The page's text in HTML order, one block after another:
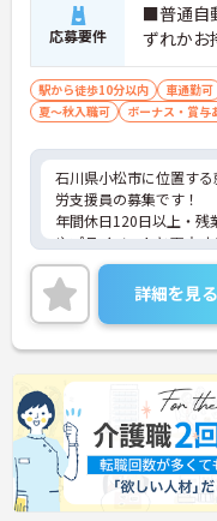
応募要件
■普通自
ずれかお
駅から徒歩10分以内 車通勤可
夏～秋入職可
ボーナス・賞与
石川県小松市に位置す
労支援員の募集です！
年間休日120日以上・残
やプライベートと両立
最寄り駅から徒歩5分
ご興味のある方には、面
に詳細をご案内します
い！
詳細を見る